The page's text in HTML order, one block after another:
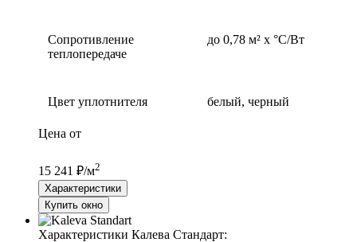
Сопротивление
теплопередаче
до 0,78 м² х °С/Вт
Цвет уплотнителя белый, черный
Цена от
15 241 ₽/м2
Характеристики
Купить окно
Характеристики Калева Стандарт: